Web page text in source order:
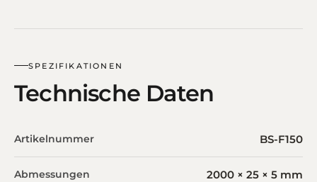
SPEZIFIKATIONEN
Technische Daten
Artikelnummer BS-F150
Abmessungen 2000 × 25 × 5 mm